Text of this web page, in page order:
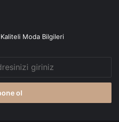
Moda Bilgileri